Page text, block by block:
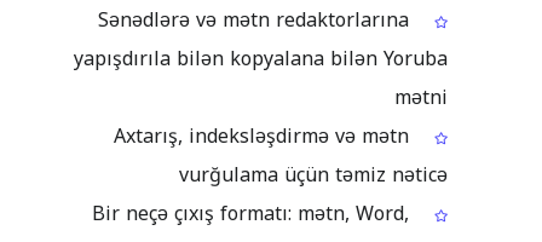
Sənədlərə və mətn redaktorlarına
yapışdırıla bilən kopyalana bilən Yoruba
mətni
Axtarış, indeksləşdirmə və mətn
vurğulama üçün təmiz nəticə
Bir neçə çıxış formatı: mətn, Word,